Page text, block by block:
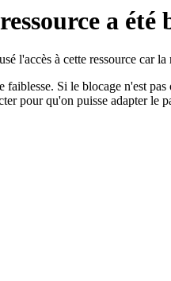
a été
l'accès à cette ressource car
faiblesse. Si le blocage n'est
pour qu'on puisse adapter le